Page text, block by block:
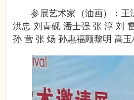
参展艺术家（油画）：王
洪忠 刘青砚 潘士强 张 淳 刘
孙 营 张 炀 孙惠福顾黎明 高